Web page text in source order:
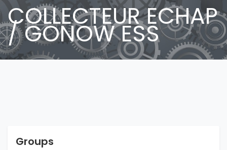
COLLECTEUR ECHAP
/ GONOW ESS
Groups